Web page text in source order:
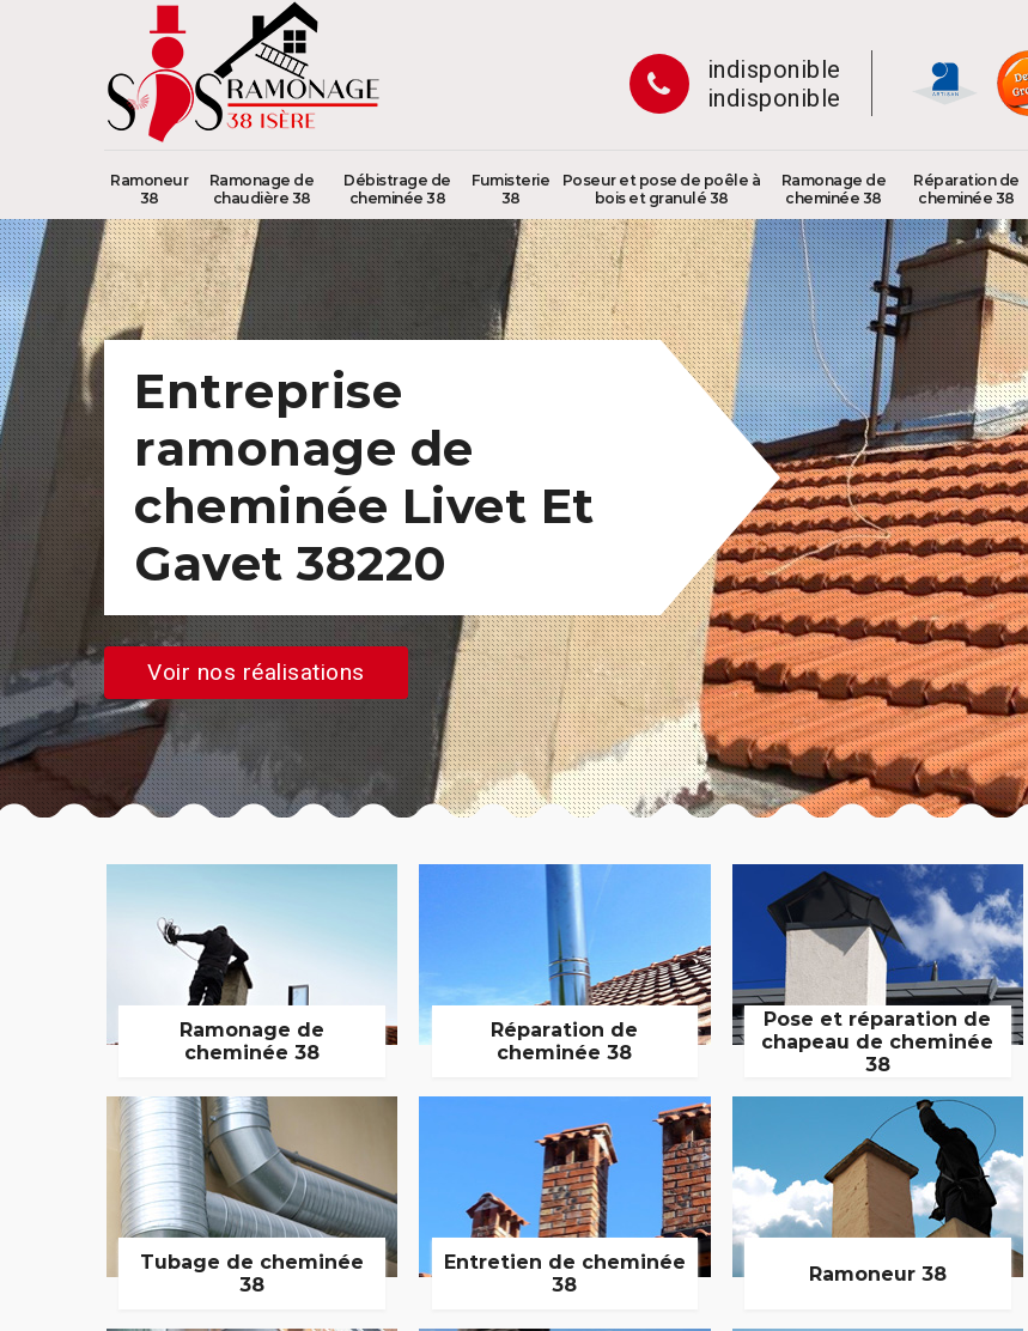
indisponible
indisponible
Ramoneur
38
Ramonage de
chaudière 38
Débistrage de
cheminée 38
Fumisterie
38
Poseur et pose de poêle à
bois et granulé 38
Ramonage de
cheminée 38
Réparation de
cheminée 38
Entreprise
ramonage de
cheminée Livet Et
Gavet 38220
Voir nos réalisations
Ramonage de
cheminée 38
Réparation de
cheminée 38
Pose et réparation de
chapeau de cheminée
38
Tubage de cheminée
38
Entretien de cheminée
38
Ramoneur 38